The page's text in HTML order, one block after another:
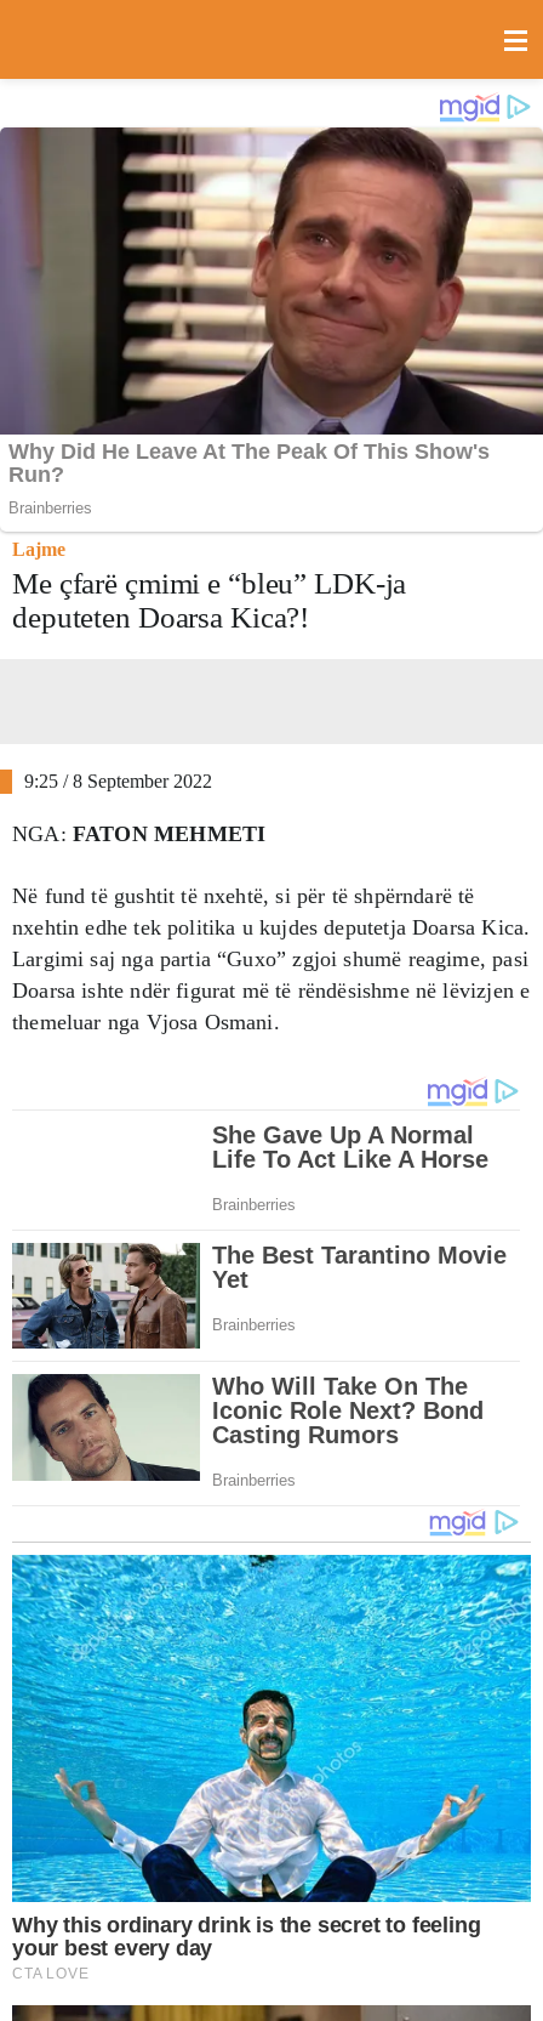
Lajme
Me çfarë çmimi e “bleu” LDK-ja
deputeten Doarsa Kica?!
9:25 / 8 September 2022
NGA: FATON MEHMETI
Në fund të gushtit të nxehtë, si për të shpërndarë të
nxehtin edhe tek politika u kujdes deputetja Doarsa Kica.
Largimi saj nga partia “Guxo” zgjoi shumë reagime, pasi
Doarsa ishte ndër figurat më të rëndësishme në lëvizjen e
themeluar nga Vjosa Osmani.